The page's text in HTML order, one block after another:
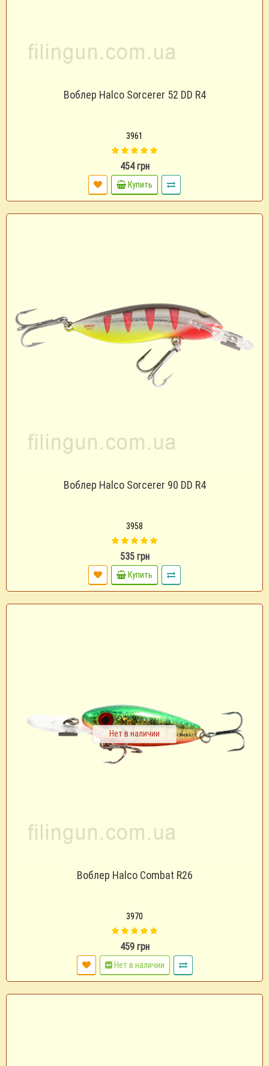
Воблер Halco Sorcerer 52 DD R4
3961
454 грн
Купить
Воблер Halco Sorcerer 90 DD R4
3958
535 грн
Купить
Нет в наличии
Воблер Halco Combat R26
3970
459 грн
Нет в наличии